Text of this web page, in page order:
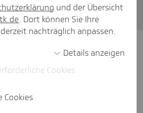
machen?
müssen Sie die A1-
schnell wie möglich an Ihre
weiterleiten
und der Übersicht
. Dort können Sie Ihre
nachträglich anpassen.
Details anzeigen
Cookies
Cookies